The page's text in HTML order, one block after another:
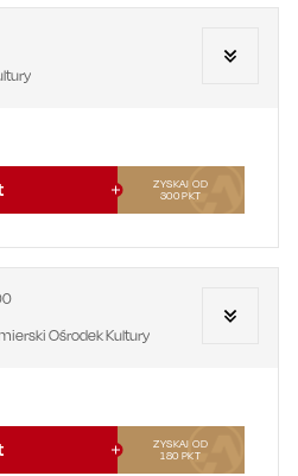
ZYSKAJ OD
300PKT
Ośrodek Kultury
ZYSKAJ OD
180 PKT